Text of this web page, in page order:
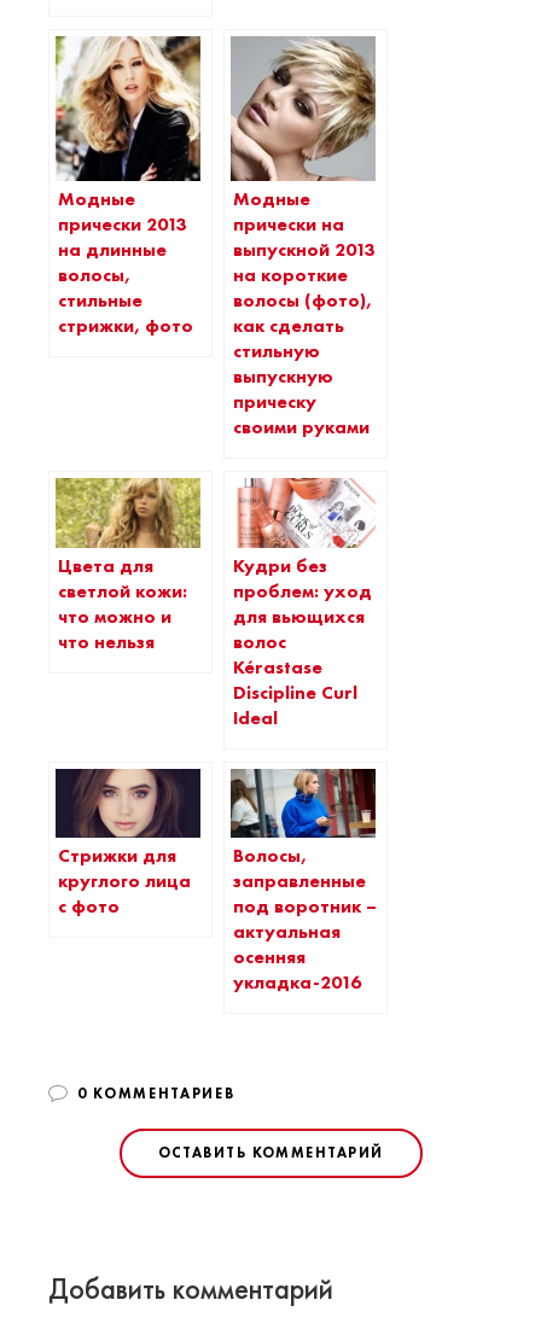
Модные
прически 2013
на длинные
волосы,
стильные
стрижки, фото
Модные
прически на
выпускной 2013
на короткие
волосы (фото),
как сделать
стильную
выпускную
прическу
своими руками
Цвета для
светлой кожи:
что можно и
что нельзя
Кудри без
проблем: уход
для вьющихся
волос
Kérastase
Discipline Curl
Ideal
Стрижки для
круглого лица
с фото
Волосы,
заправленные
под воротник –
актуальная
осенняя
укладка-2016
0 КОММЕНТАРИЕВ
ОСТАВИТЬ КОММЕНТАРИЙ
Добавить комментарий